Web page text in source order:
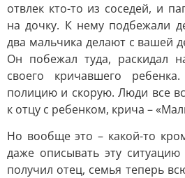
отвлек кто-то из соседей, и
на дочку. К нему подбежали
два мальчика делают с вашей
Он побежал туда, раскидал
своего кричавшего
полицию и скорую. Люди все
к отцу с ребенком, крича –
Но вообще это – какой-то
даже описывать эту
получил отец, семья теперь